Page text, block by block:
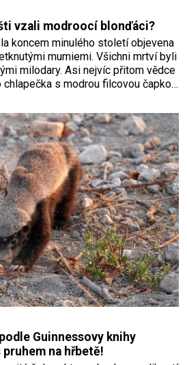
vzali modroocí blonďáci?
koncem minulého století objevena
mumiemi. Všichni mrtví byli
milodary. Asi nejvíc přitom vědce
s modrou filcovou čapkou,
přičítají odborníci zdejším
Sucho, prosolené písky a extrémně
Guinnessovy knihy
na hřbetě!